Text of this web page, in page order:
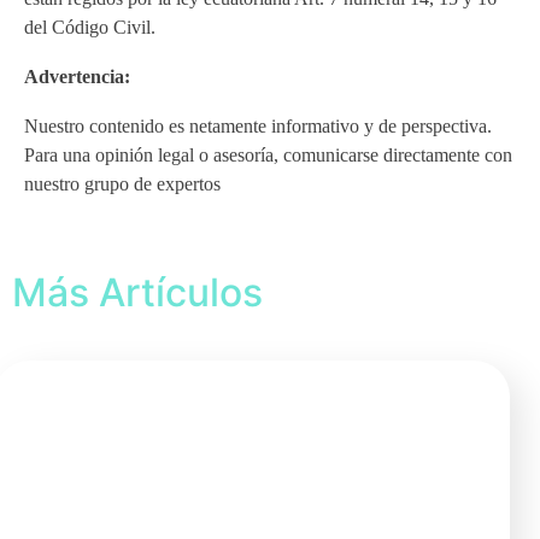
del Código Civil.
Advertencia:
Nuestro contenido es netamente informativo y de perspectiva.
Para una opinión legal o asesoría, comunicarse directamente con
nuestro grupo de expertos
Más Artículos